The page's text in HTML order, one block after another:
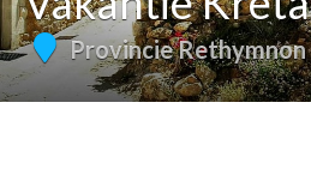
Provincie Rethymnon